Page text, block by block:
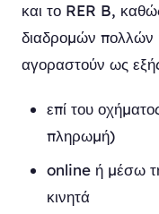
και το RER B,
διαδρομών
αγοραστούν ως
επί του
πληρωμή)
online ή μέσω
κινητά